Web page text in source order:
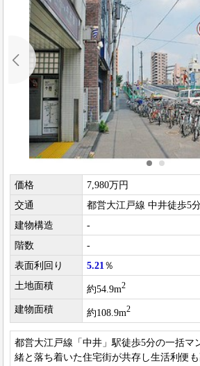
価格
7,980万円
交通
都営大江戸線 中井徒歩5
建物構造
-
階数
-
表面利回り
5.21％
土地面積
約54.9m2
建物面積 約108.9m2
都営大江戸線「中井」駅徒歩5分の一括マ
緒と落ち着いた住宅街が共存し生活利便